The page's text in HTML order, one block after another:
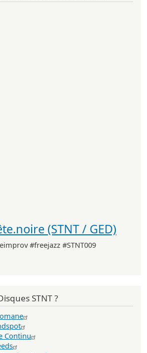
(STNT / GED)
#freejazz #STNT009
STNT ?
Continu